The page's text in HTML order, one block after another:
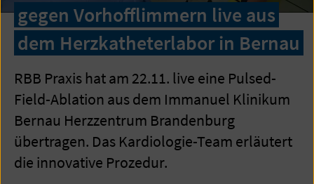
gegen Vorhofflimmern live aus
dem Herzkatheterlabor in Bernau
RBB Praxis hat am 22.11. live eine Pulsed-
Field-Ablation aus dem Immanuel Klinikum
Bernau Herzzentrum Brandenburg
übertragen. Das Kardiologie-Team erläutert
die innovative Prozedur.